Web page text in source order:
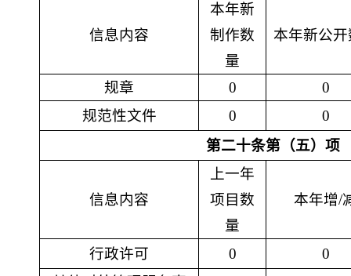
信息内容
本年新
制作数
量
本年新公
规章 0
0
规范性文件
0
0
第二十条第（五）项
信息内容
上一年
项目数
量
本年增/
行政许可 0
0